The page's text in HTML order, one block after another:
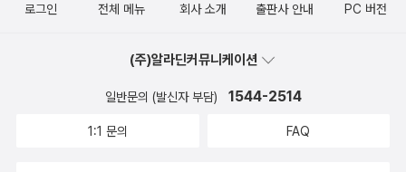
로그인 전체 메뉴 회사 소개 출판사 안내 PC 버전
(주)알라딘커뮤니케이션
일반문의 (발신자 부담) 1544-2514
1:1 문의 FAQ